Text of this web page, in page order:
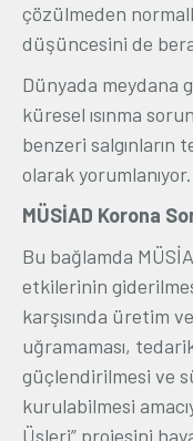
çözülmeden
düşüncesini de
Dünyada meydana
küresel ısınma
benzeri
olarak yorumlanıyor.
MÜSİAD Korona
Bu bağlamda
etkilerinin
karşısında üretim
uğramaması,
güçlendirilmesi ve
kurulabilmesi
Üsleri” projesini